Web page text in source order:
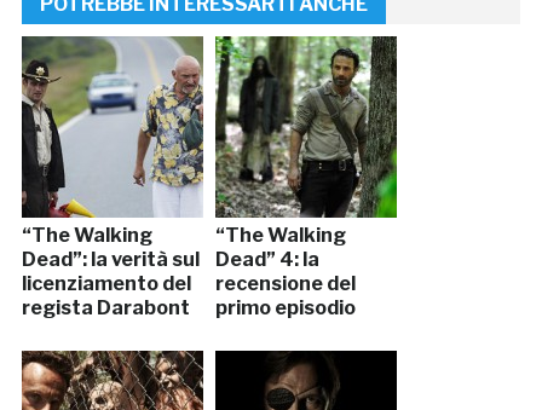
“The Walking
Dead”: la verità sul
licenziamento del
regista Darabont
“The Walking
Dead” 4: la
recensione del
primo episodio